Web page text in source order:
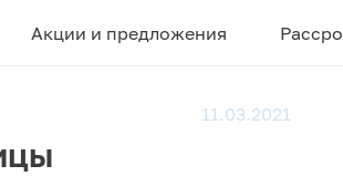
Акции и предложения
11.03.2021